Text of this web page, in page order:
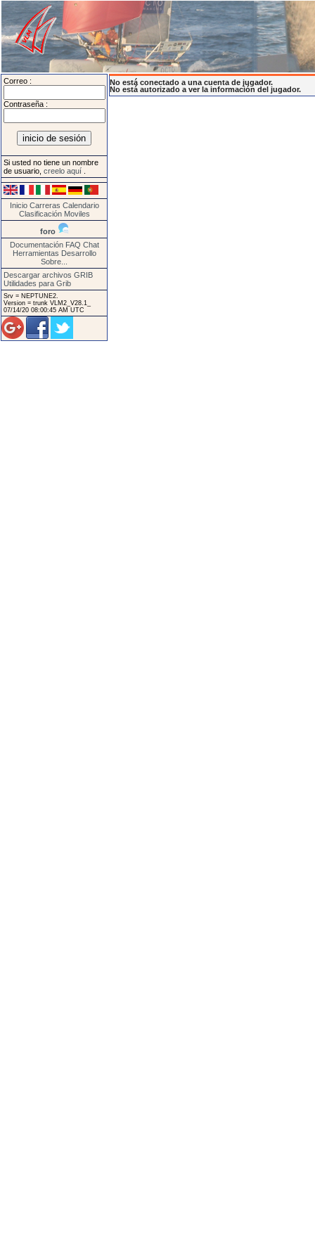
Correo :
Contraseña :
Si usted no tiene un nombre
de usuario, creelo aquí
Inicio Carreras Calendario
Clasificación Moviles
foro
Documentación FAQ Chat
Herramientas Desarrollo
Sobre...
Descargar archivos GRIB
Utilidades para Grib
Srv = NEPTUNE2.
Version = trunk VLM2_V28.1_
07/14/20 08:00:45 AM UTC
No está conectado a una cuenta de jugador.
No está autorizado a ver la información del jugador.